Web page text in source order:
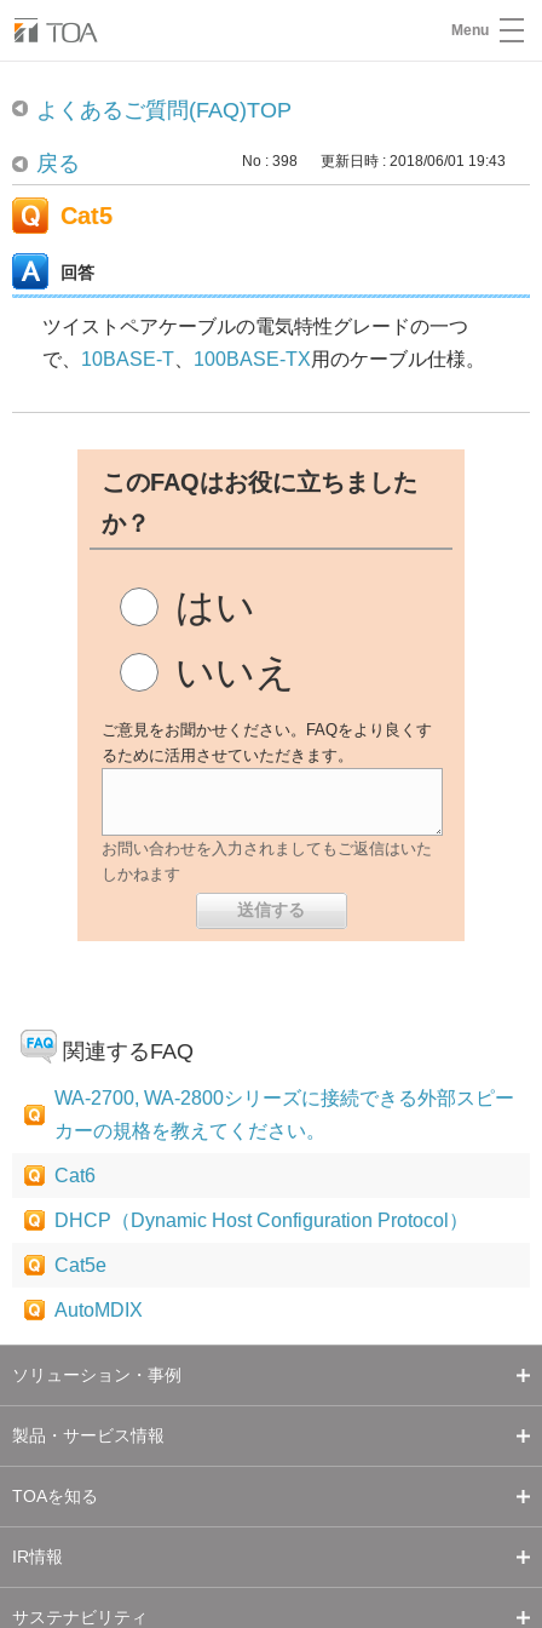
Menu
よくあるご質問(FAQ)TOP
戻る No : 398 更新日時 : 2018/06/01 19:43
Cat5
回答
ツイストペアケーブルの電気特性グレードの一つ
で、 10BASE-T 100BASE-TX用のケーブル仕様。
このFAQはお役に立ちました
か？
はい
いいえ
ご意見をお聞かせください。FAQをより良くす
るために活用させていただきます。
お問い合わせを入力されましてもご返信はいた
しかねます
関連するFAQ
WA-2700, WA-2800シリーズに接続できる外部スピー
カーの規格を教えてください。
Cat6
DHCP（Dynamic Host Configuration Protocol）
Cat5e
AutoMDIX
ソリューション・事例
製品・サービス情報
TOAを知る
IR情報
サステナビリティ